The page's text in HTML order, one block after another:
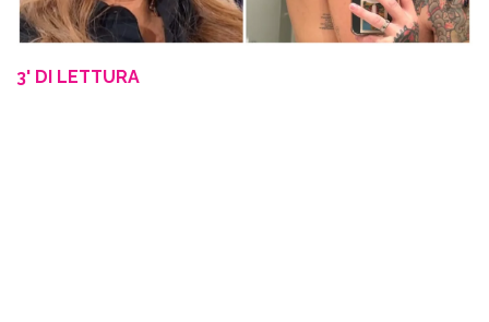
3' DI LETTURA